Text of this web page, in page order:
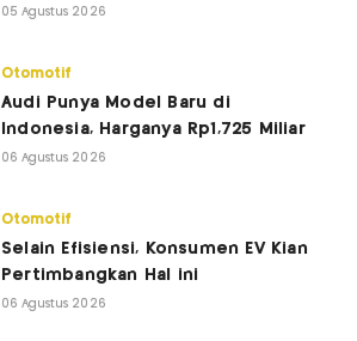
05 Agustus 2026
Otomotif
Audi Punya Model Baru di
Indonesia, Harganya Rp1,725 Miliar
06 Agustus 2026
Otomotif
Selain Efisiensi, Konsumen EV Kian
Pertimbangkan Hal ini
06 Agustus 2026